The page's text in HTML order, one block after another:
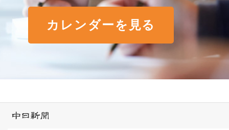
カレンダーを見る